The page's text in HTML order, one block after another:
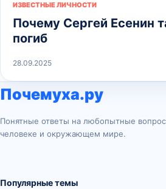
ИЗВЕСТНЫЕ ЛИЧНОСТИ
Почему Сергей Есенин
погиб
28.09.2025
Почемуха.ру
Понятные ответы на любопытные
человеке и окружающем мире.
Популярные темы